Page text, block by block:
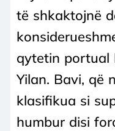
të shkaktojnë
qytetin portual
Yilan. Bavi, që
klasifikua si
humbur disi